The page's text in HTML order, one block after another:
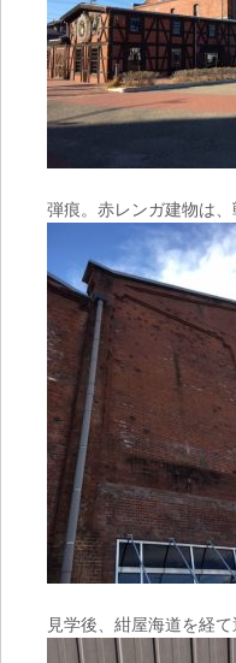
弾痕。赤レンガ建物は、
見学後、紺屋海道を経